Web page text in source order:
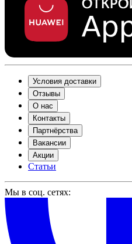
Условия доставки
Отзывы
О нас
Контакты
Партнёрства
Вакансии
Акции
Статьи
Мы в соц. сетях: